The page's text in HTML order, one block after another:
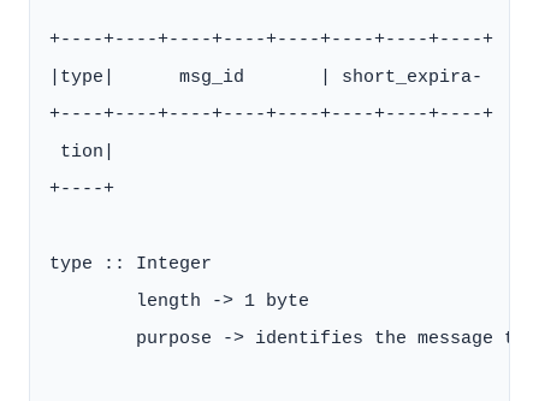
+----+----+----+----+----+----+----+----+
|type|      msg_id       | short_expira-
+----+----+----+----+----+----+----+----+
tion|
+----+
type :: Integer
        length -> 1 byte
purpose -> identifies the message